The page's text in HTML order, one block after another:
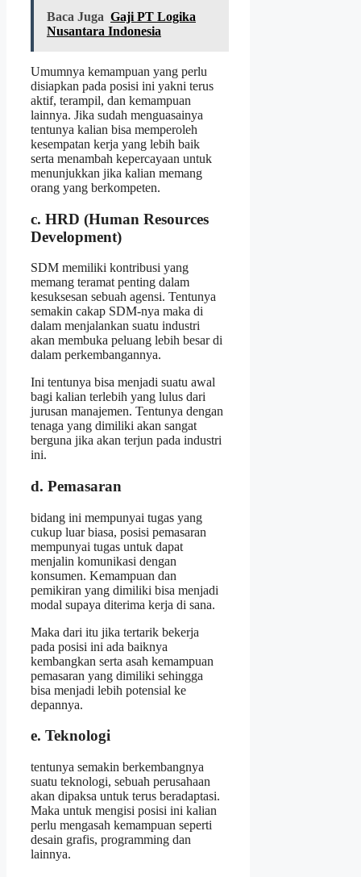
Baca Juga Gaji PT Logika
Nusantara Indonesia
Umumnya kemampuan yang perlu
disiapkan pada posisi ini yakni terus
aktif, terampil, dan kemampuan
lainnya. Jika sudah menguasainya
tentunya kalian bisa memperoleh
kesempatan kerja yang lebih baik
serta menambah kepercayaan untuk
menunjukkan jika kalian memang
orang yang berkompeten.
c. HRD (Human Resources
Development)
SDM memiliki kontribusi yang
memang teramat penting dalam
kesuksesan sebuah agensi. Tentunya
semakin cakap SDM-nya maka di
dalam menjalankan suatu industri
akan membuka peluang lebih besar di
dalam perkembangannya.
Ini tentunya bisa menjadi suatu awal
bagi kalian terlebih yang lulus dari
jurusan manajemen. Tentunya dengan
tenaga yang dimiliki akan sangat
berguna jika akan terjun pada industri
ini.
d. Pemasaran
bidang ini mempunyai tugas yang
cukup luar biasa, posisi pemasaran
mempunyai tugas untuk dapat
menjalin komunikasi dengan
konsumen. Kemampuan dan
pemikiran yang dimiliki bisa menjadi
modal supaya diterima kerja di sana.
Maka dari itu jika tertarik bekerja
pada posisi ini ada baiknya
kembangkan serta asah kemampuan
pemasaran yang dimiliki sehingga
bisa menjadi lebih potensial ke
depannya.
e. Teknologi
tentunya semakin berkembangnya
suatu teknologi, sebuah perusahaan
akan dipaksa untuk terus beradaptasi.
Maka untuk mengisi posisi ini kalian
perlu mengasah kemampuan seperti
desain grafis, programming dan
lainnya.